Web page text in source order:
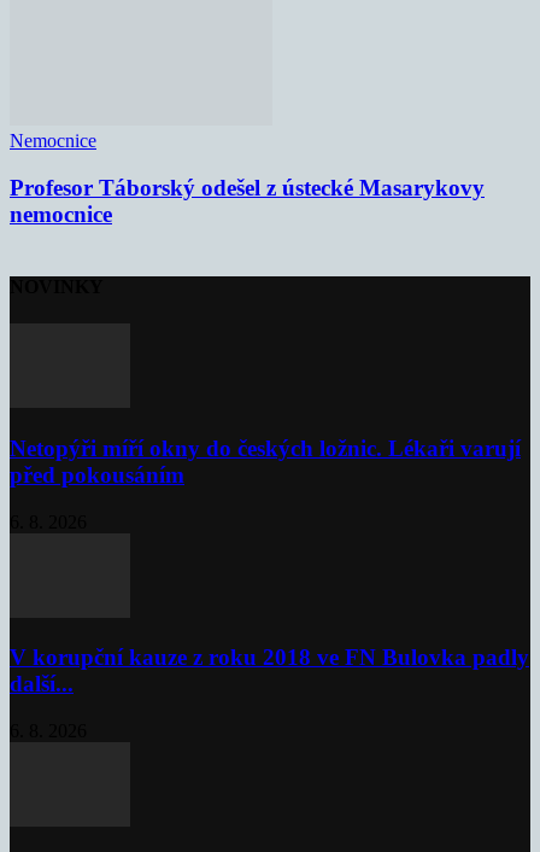
Nemocnice
Profesor Táborský odešel z ústecké Masarykovy
nemocnice
Netopýři míří okny do českých ložnic. Lékaři varují
před pokousáním
V korupční kauze z roku 2018 ve FN Bulovka padly
další...